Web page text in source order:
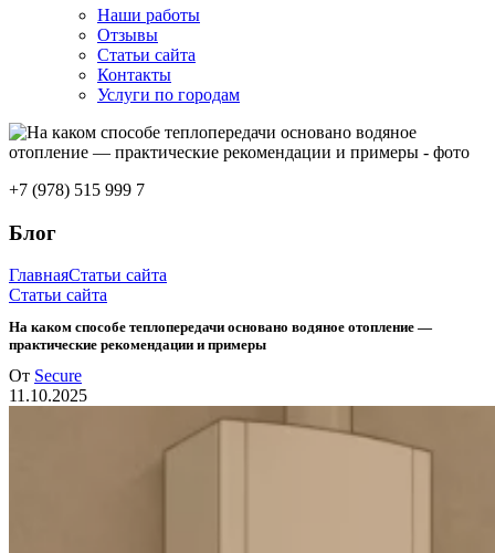
Наши работы
Отзывы
Статьи сайта
Контакты
Услуги по городам
+7 (978) 515 999 7
Блог
ГлавнаяСтатьи сайта
Статьи сайта
На каком способе теплопередачи основано водяное отопление —
практические рекомендации и примеры
От Secure
11.10.2025